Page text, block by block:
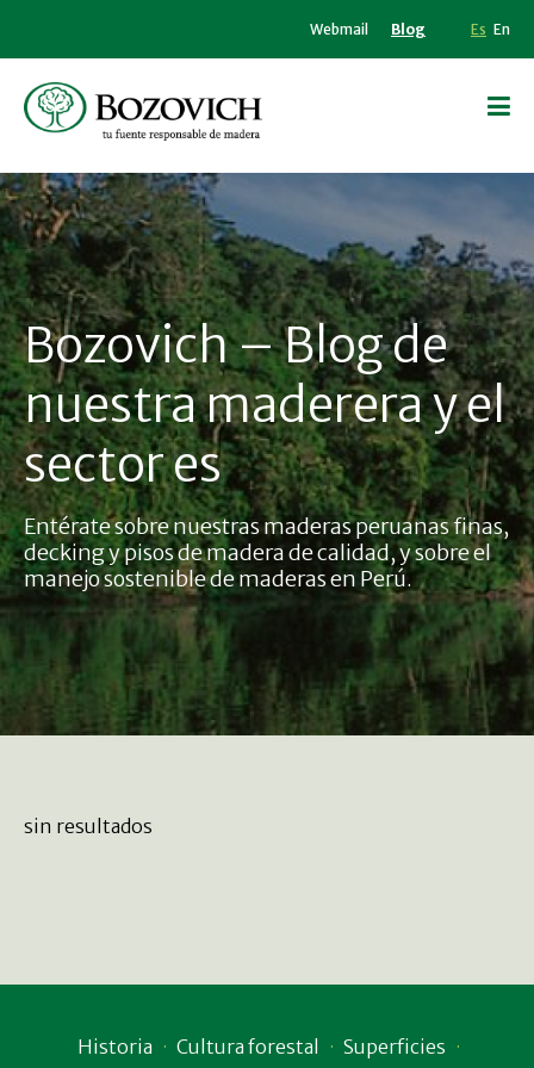
Webmail Blog Es En
Bozovich – Blog de
nuestra maderera y el
sector es
Entérate sobre nuestras maderas peruanas finas,
decking y pisos de madera de calidad, y sobre el
manejo sostenible de maderas en Perú.
sin resultados
Historia Cultura forestal
Superficies